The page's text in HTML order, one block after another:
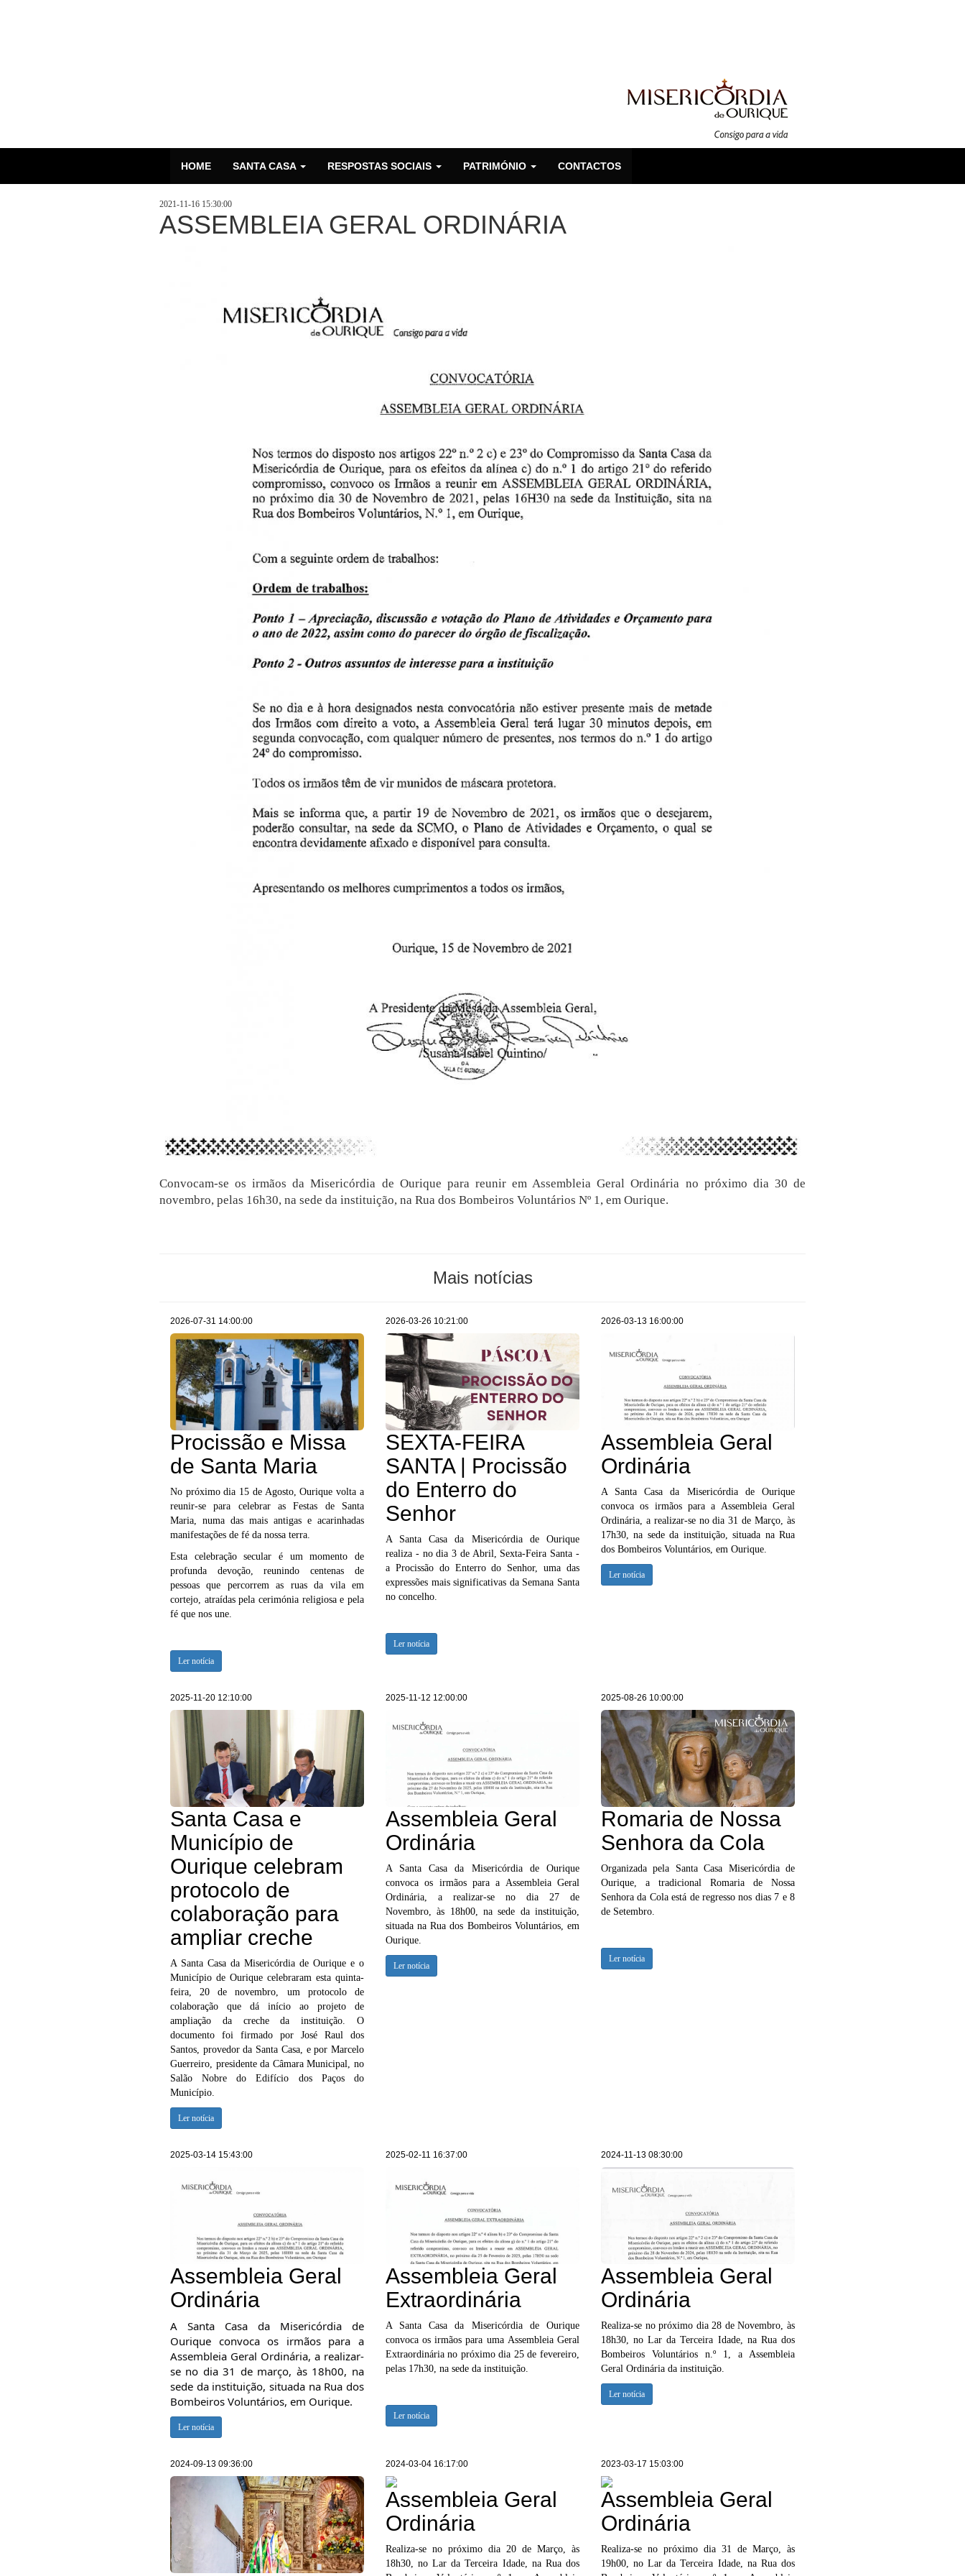
HOME SANTA CASA RESPOSTAS SOCIAIS PATRIMÓNIO CONTACTOS
2021-11-16 15:30:00
ASSEMBLEIA GERAL ORDINÁRIA
Convocam-se os irmãos da Misericórdia de Ourique para reunir em Assembleia Geral Ordinária no próximo dia 30 de
novembro, pelas 16h30, na sede da instituição, na Rua dos Bombeiros Voluntários Nº 1, em Ourique.
Mais notícias
2026-07-31 14:00:00
Procissão e Missa
de Santa Maria
No próximo dia 15 de Agosto, Ourique volta a
reunir-se para celebrar as Festas de Santa
Maria, numa das mais antigas e acarinhadas
manifestações de fé da nossa terra.
Esta celebração secular é um momento de
profunda devoção, reunindo centenas de
pessoas que percorrem as ruas da vila em
cortejo, atraídas pela cerimónia religiosa e pela
fé que nos une.
Ler notícia
2026-03-26 10:21:00
SEXTA-FEIRA
SANTA | Procissão
do Enterro do
Senhor
A Santa Casa da Misericórdia de Ourique
realiza - no dia 3 de Abril, Sexta-Feira Santa -
a Procissão do Enterro do Senhor, uma das
expressões mais significativas da Semana Santa
no concelho.
Ler notícia
2026-03-13 16:00:00
Assembleia Geral
Ordinária
A Santa Casa da Misericórdia de Ourique
convoca os irmãos para a Assembleia Geral
Ordinária, a realizar-se no dia 31 de Março, às
17h30, na sede da instituição, situada na Rua
dos Bombeiros Voluntários, em Ourique.
Ler notícia
2025-11-20 12:10:00
Santa Casa e
Município de
Ourique celebram
protocolo de
colaboração para
ampliar creche
A Santa Casa da Misericórdia de Ourique e o
Município de Ourique celebraram esta quinta-
feira, 20 de novembro, um protocolo de
colaboração que dá início ao projeto de
ampliação da creche da instituição. O
documento foi firmado por José Raul dos
Santos, provedor da Santa Casa, e por Marcelo
Guerreiro, presidente da Câmara Municipal, no
Salão Nobre do Edifício dos Paços do
Município.
Ler notícia
2025-11-12 12:00:00
Assembleia Geral
Ordinária
A Santa Casa da Misericórdia de Ourique
convoca os irmãos para a Assembleia Geral
Ordinária, a realizar-se no dia 27 de
Novembro, às 18h00, na sede da instituição,
situada na Rua dos Bombeiros Voluntários, em
Ourique.
Ler notícia
2025-08-26 10:00:00
Romaria de Nossa
Senhora da Cola
Organizada pela Santa Casa Misericórdia de
Ourique, a tradicional Romaria de Nossa
Senhora da Cola está de regresso nos dias 7 e 8
de Setembro.
Ler notícia
2025-03-14 15:43:00
Assembleia Geral
Ordinária
A Santa Casa da Misericórdia de
Ourique convoca os irmãos para a
Assembleia Geral Ordinária, a realizar-
se no dia 31 de março, às 18h00, na
sede da instituição, situada na Rua dos
Bombeiros Voluntários, em Ourique.
Ler notícia
2025-02-11 16:37:00
Assembleia Geral
Extraordinária
A Santa Casa da Misericórdia de Ourique
convoca os irmãos para uma Assembleia Geral
Extraordinária no próximo dia 25 de fevereiro,
pelas 17h30, na sede da instituição.
Ler notícia
2024-11-13 08:30:00
Assembleia Geral
Ordinária
Realiza-se no próximo dia 28 de Novembro, às
18h30, no Lar da Terceira Idade, na Rua dos
Bombeiros Voluntários n.º 1, a Assembleia
Geral Ordinária da instituição.
Ler notícia
2024-09-13 09:36:00 2024-03-04 16:17:00
Assembleia Geral
Ordinária
Realiza-se no próximo dia 20 de Março, às
18h30, no Lar da Terceira Idade, na Rua dos
2023-03-17 15:03:00
Assembleia Geral
Ordinária
Realiza-se no próximo dia 31 de Março, às
19h00, no Lar da Terceira Idade, na Rua dos